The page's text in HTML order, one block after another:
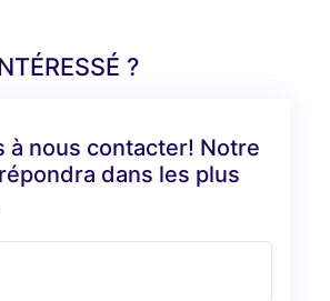
?
à nous contacter! Notre
dans les plus